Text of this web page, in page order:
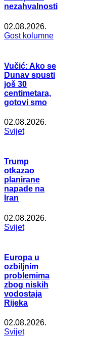
nezahvalnosti
02.08.2026.
Gost kolumne
Vučić: Ako se
Dunav spusti
još 30
centimetara,
gotovi smo
02.08.2026.
Svijet
Trump
otkazao
planirane
napade na
Iran
02.08.2026.
Svijet
Europa u
ozbiljnim
problemima
zbog niskih
vodostaja
Rijeka
02.08.2026.
Svijet